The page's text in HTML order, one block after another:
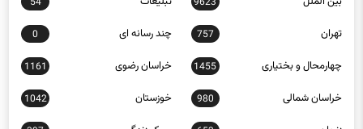
تهران 757 چند رسانه ای 0
چهارمحال و بختیاری 1455 خراسان رضوی 1161
خراسان شمالی 980 خوزستان 1042
زنجان 653 سبک زندگی 397